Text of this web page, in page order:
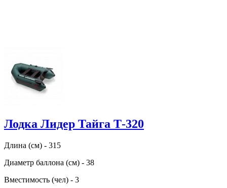
Лодка Лидер Тайга Т-320
Длина (см) - 315
Диаметр баллона (см) - 38
Вместимость (чел) - 3